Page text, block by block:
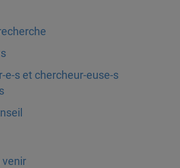
e-s et chercheur-euse-s
venir